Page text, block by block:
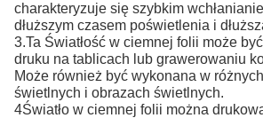
charakteryzuje się szybkim
dłuższym czasem poświetlenia i
3.Ta Światłość w ciemnej folii może
druku na tablicach lub grawerowaniu
Może również być wykonana w
świetlnych i obrazach świetlnych.
4Światło w ciemnej folii można